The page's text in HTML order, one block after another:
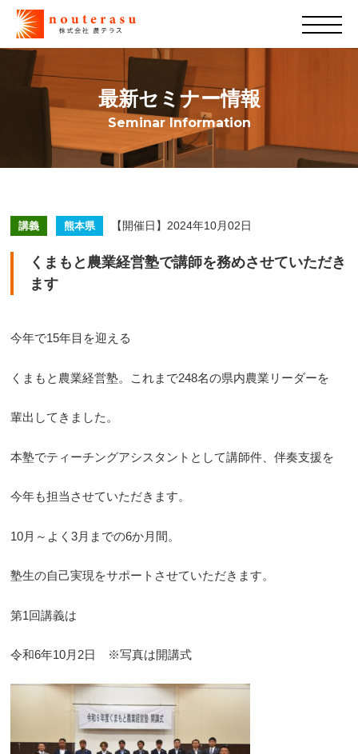
最新セミナー情報
Seminar Information
講義 熊本県 【開催日】2024年10月02日
くまもと農業経営塾で講師を務めさせていただき
ます
今年で15年目を迎える
くまもと農業経営塾。これまで248名の県内農業リーダーを
輩出してきました。
本塾でティーチングアシスタントとして講師件、伴奏支援を
今年も担当させていただきます。
10月～よく3月までの6か月間。
塾生の自己実現をサポートさせていただきます。
第1回講義は
令和6年10月2日 ※写真は開講式